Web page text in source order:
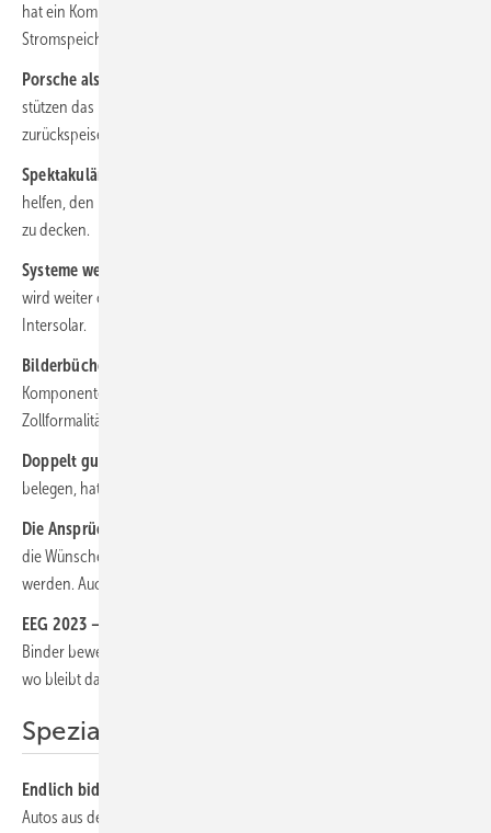
hat ein Kompetenzzentrum für die solare Energiewende mit
Stromspeichern aufgebaut – mit Inselnetz und Trainerplätzen.
Porsche als Diener fürs Netz:
stützen das Netz, indem sie Strom beziehen und bei Bedarf
zurückspeisen.
Spektakuläre Akkus gesucht:
helfen, den rasant wachsenden Bedarf an effizienten Stromspeichern
zu decken.
Systeme weiter abgespeckt:
wird weiter optimiert und vereinfacht. Wir zeigen die Neuheiten zur
Intersolar.
Bilderbücher für den Zoll:
Komponenten für einen Solarpark in der Karibik erwiesen sich die
Zollformalitäten als besondere Herausforderung.
Doppelt gut fürs Klima:
belegen, hat Novotegra ein neues Montagesystem entwickelt.
Die Ansprüche wachsen:
die Wünsche der Installateure und ihrer Kunden umfangreicher
werden. Auch steigt die Vielfalt der Produkte.
EEG 2023 – Frischer Wind aus Berlin:
Binder bewertet den Entwurf des neuen EEG. Wo liegen die Chancen,
wo bleibt das Gesetz unklar?
Spezial: E-Ladetechnik:
Endlich bidirektional laden:
Autos aus dem Netz laden und einspeisen. Rechtlich bleibt es eine